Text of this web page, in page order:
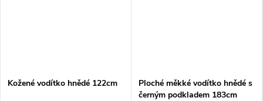
Kožené vodítko hnědé 122cm
Ploché měkké vodítko hnědé s
černým podkladem 183cm